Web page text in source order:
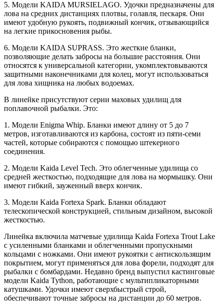
5. Модели KAIDA MURSIELAGO. Удочки предназначены для
лова на средних дистанциях плотвы, голавля, пескаря. Они
имеют удобную рукоять, подвижный кончик, отзывающийся
на легкие прикосновения рыбы.
6. Модели KAIDA SUPRASS. Это жесткие бланки,
позволяющие делать забросы на большие расстояния. Они
относятся к универсальной категории, укомплектовываются
защитными наконечниками для колец, могут использоваться
для лова хищника на любых водоемах.
В линейке присутствуют серии маховых удилищ для
поплавочной рыбалки. Это:
1. Модели Enigma Whip. Бланки имеют длину от 5 до 7
метров, изготавливаются из карбона, состоят из пяти-семи
частей, которые собираются с помощью штекерного
соединения.
2. Модели Kaida Level Tech. Это облегченные удилища со
средней жесткостью, подходящие для лова на мормышку. Они
имеют гибкий, зауженный вверх кончик.
3. Модели Kaida Fortexa Spark. Бланки обладают
телескопической конструкцией, стильным дизайном, высокой
жесткостью.
Линейка включила матчевые удилища Kaida Fortexa Trout Lake
с усиленными бланками и облегченными пропускными
кольцами с ножками. Они имеют рукоятки с антискользящим
покрытием, могут применяться для лова форели, подходят для
рыбалки с бомбардами. Недавно бренд выпустил кастинговые
модели Kaida Tython, работающие с мультипликаторными
катушками. Удочки имеют сверхбыстрый строй,
обеспечивают точные забросы на дистанции до 60 метров.